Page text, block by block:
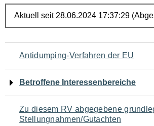
Navigation
für
den
Seiteninhalt
Antidumping-Verfahren der EU
Betroffene Interessenbereiche
Zu diesem RV abgegebene
Stellungnahmen/Gutachten